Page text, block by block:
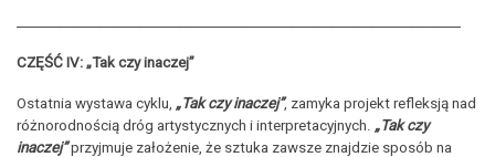
CZĘŚĆ IV: „Tak czy inaczej”
Ostatnia wystawa cyklu, „Tak czy inaczej”, zamyka projekt refleksją nad
różnorodnością dróg artystycznych i interpretacyjnych. „Tak czy
inaczej”przyjmuje założenie, że sztuka zawsze znajdzie sposób na